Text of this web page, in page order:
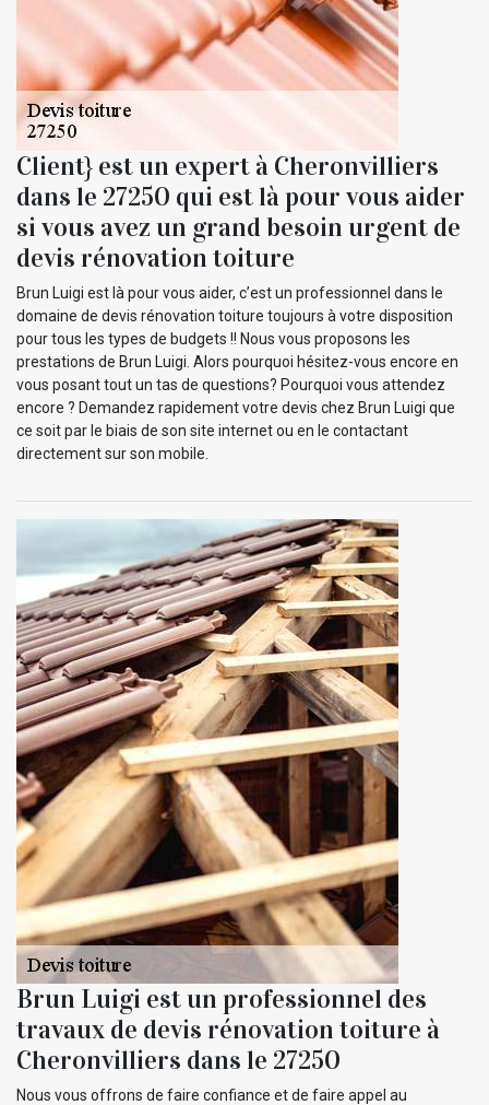
Client} est un expert à Cheronvilliers
dans le 27250 qui est là pour vous aider
si vous avez un grand besoin urgent de
devis rénovation toiture
Brun Luigi est là pour vous aider, c’est un professionnel dans le
domaine de devis rénovation toiture toujours à votre disposition
pour tous les types de budgets !! Nous vous proposons les
prestations de Brun Luigi. Alors pourquoi hésitez-vous encore en
vous posant tout un tas de questions? Pourquoi vous attendez
encore ? Demandez rapidement votre devis chez Brun Luigi que
ce soit par le biais de son site internet ou en le contactant
directement sur son mobile.
Brun Luigi est un professionnel des
travaux de devis rénovation toiture à
Cheronvilliers dans le 27250
Nous vous offrons de faire confiance et de faire appel au